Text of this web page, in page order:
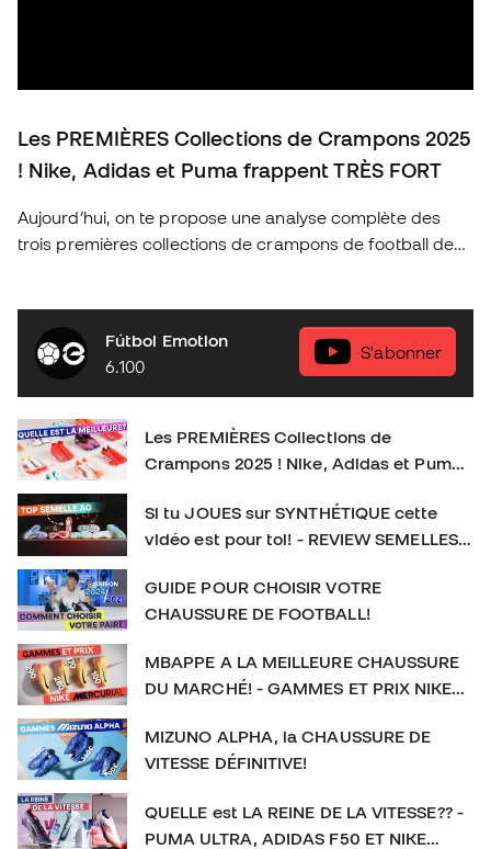
Les PREMIÈRES Collections de Crampons 2025
! Nike, Adidas et Puma frappent TRÈS FORT
Aujourd’hui, on te propose une analyse complète des
trois premières collections de crampons de football de
technologies qui révolutionnent le jeu et quels sont les
crampons idéaux pour chaque type de joueur. As-tu déjà
ton modèle préféré ? Donne-nous ton avis en
commentaire et n’oublie pas de t’abonner pour plus de
contenu exclusif sur le football et l’équipement sportif !
👉 Abonne-toi et active la cloche pour plus de contenu
foot. SOCIAL : IG :
https://www.instagram.com/futbolemotionfr/ TIKTOK :
https://www.tiktok.com/@futbolemotionfr Crampons de
football : #CramponsDeFootball #Football
Fútbol Emotion
6.100
S'abonner
Les PREMIÈRES Collections de
Crampons 2025 ! Nike, Adidas et Puma
Si tu JOUES sur SYNTHÉTIQUE cette
vidéo est pour toi! - REVIEW SEMELLES
GUIDE POUR CHOISIR VOTRE
CHAUSSURE DE FOOTBALL!
MBAPPE A LA MEILLEURE CHAUSSURE
DU MARCHÉ! - GAMMES ET PRIX NIKE
MIZUNO ALPHA, la CHAUSSURE DE
VITESSE DÉFINITIVE!
QUELLE est LA REINE DE LA VITESSE?? -
PUMA ULTRA, ADIDAS F50 ET NIKE